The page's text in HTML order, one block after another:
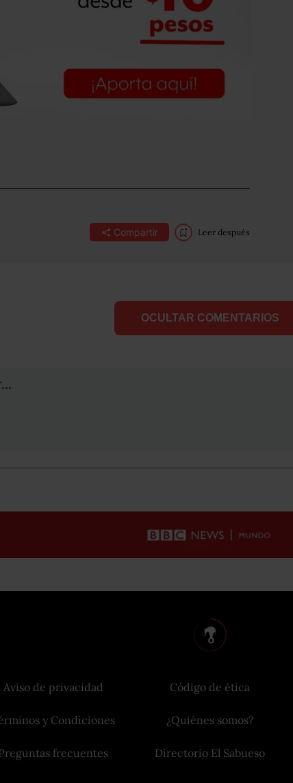
Compartir Leer después
OCULTAR COMENTARIOS
Aviso de privacidad
y Condiciones
frecuentes
Código de ética
¿Quiénes somos?
Directorio El Sabueso